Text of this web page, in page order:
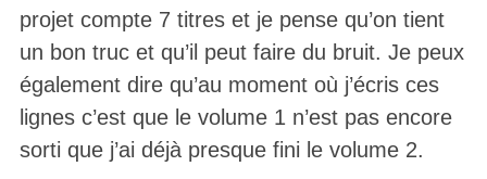
projet compte 7 titres et je pense qu’on tient
un bon truc et qu’il peut faire du bruit. Je peux
également dire qu’au moment où j’écris ces
lignes c’est que le volume 1 n’est pas encore
sorti que j’ai déjà presque fini le volume 2.